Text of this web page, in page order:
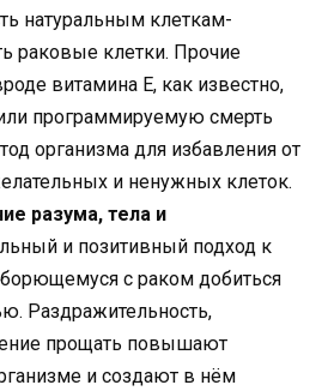
натуральным клеткам-
раковые клетки. Прочие
витамина Е, как известно,
программируемую смерть
организма для избавления от
и ненужных клеток.
разума, тела и
и позитивный подход к
с раком добиться
Раздражительность,
прощать повышают
и создают в нём